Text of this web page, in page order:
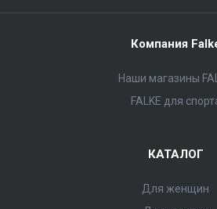
Компания
Наши магазины
FALKE для
КАТАЛОГ
Для женщин